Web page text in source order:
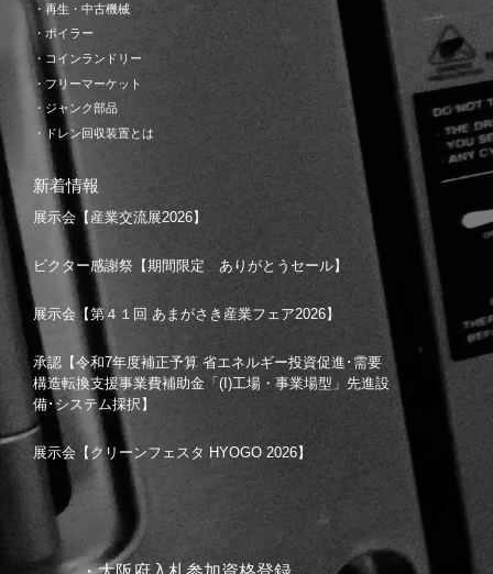
・再生・中古機械
・ボイラー
・コインランドリー
・フリーマーケット
・ジャンク部品
・ドレン回収装置とは
新着情報
展示会【産業交流展2026】
ビクター感謝祭【期間限定 ありがとうセール】
展示会【第４１回 あまがさき産業フェア2026】
承認【令和7年度補正予算 省エネルギー投資促進･需要
構造転換支援事業費補助金「(I)工場・事業場型」先進設
備･システム採択】
展示会【クリーンフェスタ HYOGO 2026】